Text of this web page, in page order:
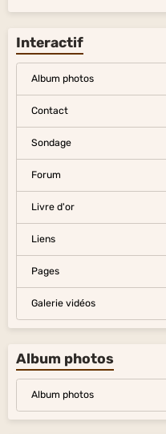
Interactif
Album photos
Contact
Sondage
Forum
Livre d'or
Liens
Pages
Galerie vidéos
Album photos
Album photos